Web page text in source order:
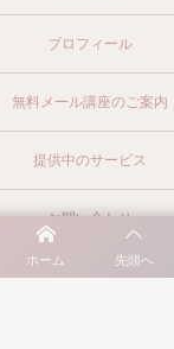
プロフィール
無料メール講座のご案内
提供中のサービス
お問い合わせ
ホーム 先頭へ